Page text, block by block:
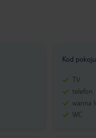
Kod pokoju
TV
telefon
wanna
WC